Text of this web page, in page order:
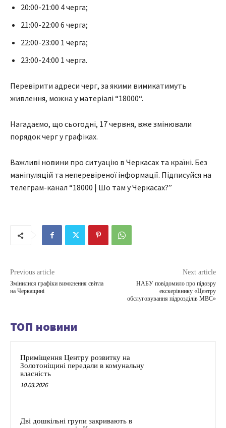
20:00-21:00 4 черга;
21:00-22:00 6 черга;
22:00-23:00 1 черга;
23:00-24:00 1 черга.
Перевірити адреси черг, за якими вимикатимуть
живлення, можна у матеріалі “18000“.
Нагадаємо, що сьогодні, 17 червня, вже змінювали
порядок черг у графіках.
Важливі новини про ситуацію в Черкасах та країні. Без
маніпуляцій та неперевіреної інформації. Підписуйся на
телеграм-канал “18000 | Шо там у Черкасах?”
Previous article
Змінилися графіки вимкнення світла
на Черкащині
Next article
НАБУ повідомило про підозру
екскерівнику «Центру
обслуговування підрозділів МВС»
ТОП новини
Приміщення Центру розвитку на
Золотоніщині передали в комунальну
власність
10.03.2026
Дві дошкільні групи закривають в